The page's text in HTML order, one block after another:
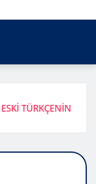
TÜRKÇENİN